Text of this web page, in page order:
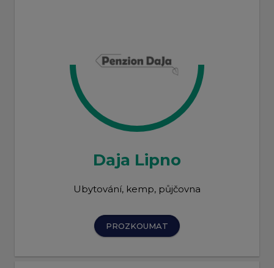
Daja Lipno
Ubytování, kemp, půjčovna
PROZKOUMAT